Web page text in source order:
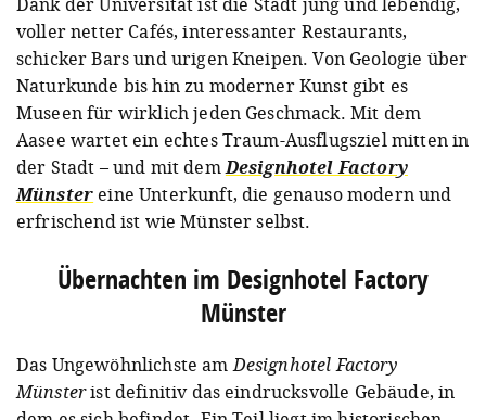
voller netter Cafés, interessanter Restaurants,
schicker Bars und urigen Kneipen. Von Geologie über
Naturkunde bis hin zu moderner Kunst gibt es
Museen für wirklich jeden Geschmack. Mit dem
Aasee wartet ein echtes Traum-Ausflugsziel mitten in
der Stadt – und mit demDesignhotel Factory
Münster eine Unterkunft, die genauso modern und
erfrischend ist wie Münster selbst.
Übernachten im Designhotel Factory
Münster
Das Ungewöhnlichste amDesignhotel Factory
Münsterist definitiv das eindrucksvolle Gebäude, in